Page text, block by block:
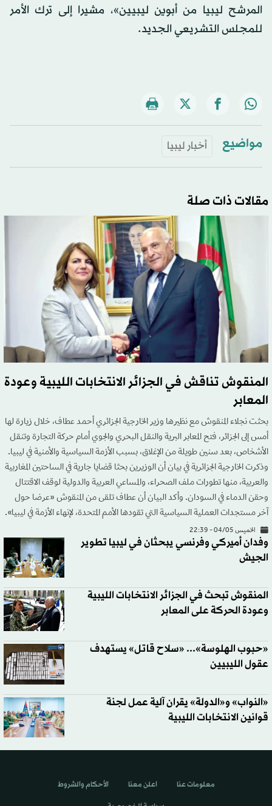
المرشح ليبيا من أبوين ليبيين»، مشيرا إلى ترك الأمر
للمجلس التشريعي الجديد.
مواضيع أخبار ليبيا
مقالات ذات صلة
المنقوش تناقش في الجزائر الانتخابات الليبية وعودة
المعابر
بحثت نجلاء المنقوش مع نظيرها وزير الخارجية الجزائري أحمد عطاف، خلال زيارة لها
أمس إلى الجزائر، فتح المعابر البرية والنقل البحري والجوي أمام حركة التجارة وتنقل
الأشخاص، بعد سنين طويلة من الإغلاق، بسبب الأزمة السياسية والأمنية في ليبيا.
وذكرت الخارجية الجزائرية في بيان أن الوزيرين بحثا قضايا جارية في الساحتين المغاربية
والعربية، منها تطورات ملف الصحراء، والمساعي العربية والدولية لوقف الاقتتال
وحقن الدماء في السودان. وأكد البيان أن عطاف تلقى من المنقوش «عرضا حول
آخر مستجدات العملية السياسية التي تقودها الأمم المتحدة، لإنهاء الأزمة في ليبيا».
الخميس 04/05 - 22:39
وفدان أميركي وفرنسي يبحثان في ليبيا تطوير
الجيش
المنقوش تبحث في الجزائر الانتخابات الليبية
وعودة الحركة على المعابر
«حبوب الهلوسة»... «سلاح قاتل» يستهدف
عقول الليبيين
«النواب» و«الدولة» يقران آلية عمل لجنة
قوانين الانتخابات الليبية
معلومات عنا اعلن معنا الأحكام والشروط